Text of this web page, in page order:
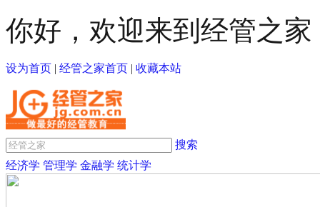
你好，欢迎来到经管之家
设为首页 | 经管之家首页 | 收藏本站
搜索
经济学 管理学 金融学 统计学